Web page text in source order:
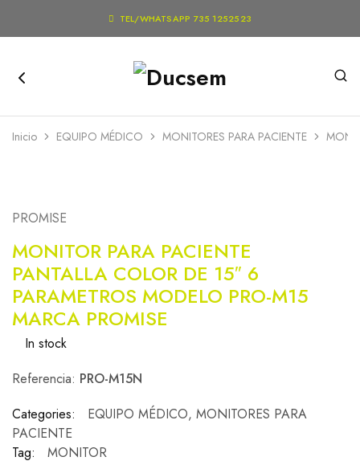
 TEL/WHATSAPP 735 1252523
Inicio EQUIPO MÉDICO MONITORES PARA PACIENTE
PROMISE
MONITOR PARA PACIENTE
PANTALLA COLOR DE 15″ 6
PARAMETROS MODELO PRO-M15
MARCA PROMISE
In stock
Referencia: PRO-M15N
Categories:
EQUIPO MÉDICO, MONITORES PARA
PACIENTE
Tag:
MONITOR